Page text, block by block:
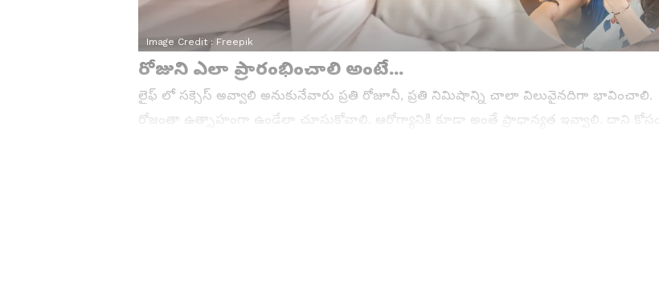
Image Credit : Freepik
రోజుని ఎలా ప్రారంభించాలి అంటే...
లైఫ్ లో సక్సెస్ అవ్వాలి అనుకునేవారు ప్రతి రోజూనీ, ప్రతి నిమిషాన్ని చాలా విలువైనదిగా భావించాలి.
రోజంతా ఉత్సాహంగా ఉండేలా చూసుకోవాలి. ఆరోగ్యానికి కూడా అంతే ప్రాధాన్యత ఇవ్వాలి. దాని కోసం